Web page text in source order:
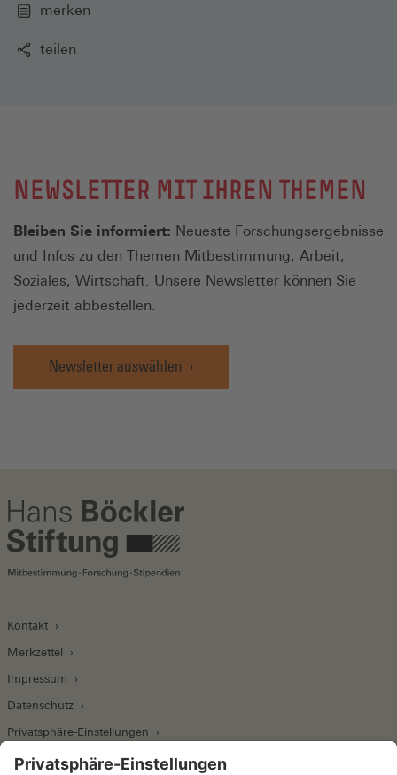
merken
teilen
NEWSLETTER MIT IHREN THEMEN
Bleiben Sie informiert: Neueste Forschungsergebnisse
und Infos zu den Themen Mitbestimmung, Arbeit,
Soziales, Wirtschaft. Unsere Newsletter können Sie
jederzeit abbestellen.
Newsletter auswählen
Kontakt
Merkzettel
Impressum
Datenschutz
Privatsphäre-Einstellungen